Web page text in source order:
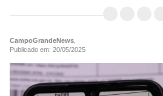
CampoGrandeNews
Publicado em: 20/05/2025